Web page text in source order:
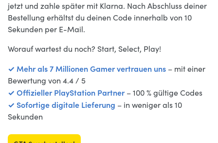
jetzt und zahle später mit Klarna. Nach Abschluss deiner
Bestellung erhältst du deinen Code innerhalb von 10
Sekunden per E-Mail.
Worauf wartest du noch? Start, Select, Play!
✓ Mehr als 7 Millionen Gamer vertrauen uns – mit einer
Bewertung von 4.4 / 5
✓ Offizieller PlayStation Partner– 100 % gültige Codes
✓ Sofortige digitale Lieferung – in weniger als 10
Sekunden